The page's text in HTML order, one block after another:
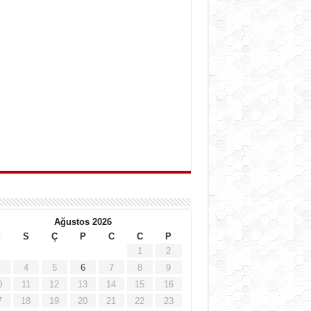
Ağustos 2026
S Ç P C C
P
1
2
4 5 6 7 8
9
11 12 13 14 15
16
18 19 20 21 22 23